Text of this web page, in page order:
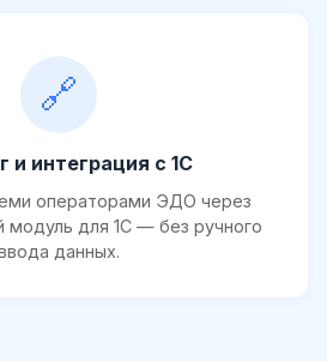
🔗
и интеграция с 1С
операторами ЭДО через
модуль для 1С — без ручного
данных.